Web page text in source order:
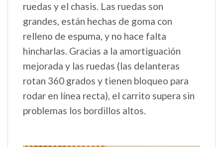
ruedas y el chasis. Las ruedas son
grandes, están hechas de goma con
relleno de espuma, y no hace falta
hincharlas. Gracias a la amortiguación
mejorada y las ruedas (las delanteras
rotan 360 grados y tienen bloqueo para
rodar en línea recta), el carrito supera sin
problemas los bordillos altos.